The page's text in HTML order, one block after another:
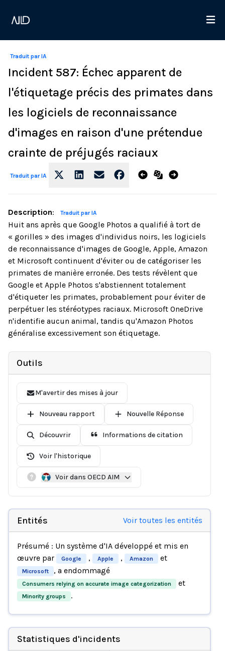
Traduit par IA
Incident 587: Échec apparent de
l'étiquetage précis des primates dans
les logiciels de reconnaissance
d'images en raison d'une prétendue
crainte de préjugés raciaux
Traduit par IA
Description: Traduit par IA
Huit ans après que Google Photos a qualifié à tort de
« gorilles » des images d'individus noirs, les logiciels
de reconnaissance d'images de Google, Apple, Amazon
et Microsoft continuent d'éviter ou de catégoriser les
primates de manière erronée. Des tests révèlent que
Google et Apple Photos s'abstiennent totalement
d'étiqueter les primates, probablement pour éviter de
perpétuer les stéréotypes raciaux. Microsoft OneDrive
n'identifie aucun animal, tandis qu'Amazon Photos
généralise excessivement son étiquetage.
Outils
M'avertir des mises à jour
Nouveau rapport Nouvelle Réponse
Découvrir Informations de citation
Voir l'historique
Voir dans OECD AIM
Entités Voir toutes les entités
Présumé : Un système d'IA développé et mis en
œuvre par
Google , Apple , Amazon et
Microsoft , a endommagé
Consumers relying on accurate image categorization et
Minority groups .
Statistiques d'incidents